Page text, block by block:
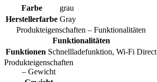
Farbe
grau
Herstellerfarbe Gray
Produkteigenschaften – Funktionalitäten
Funktionalitäten
Funktionen Schnellladefunktion, Wi-Fi Direct
Produkteigenschaften
– Gewicht